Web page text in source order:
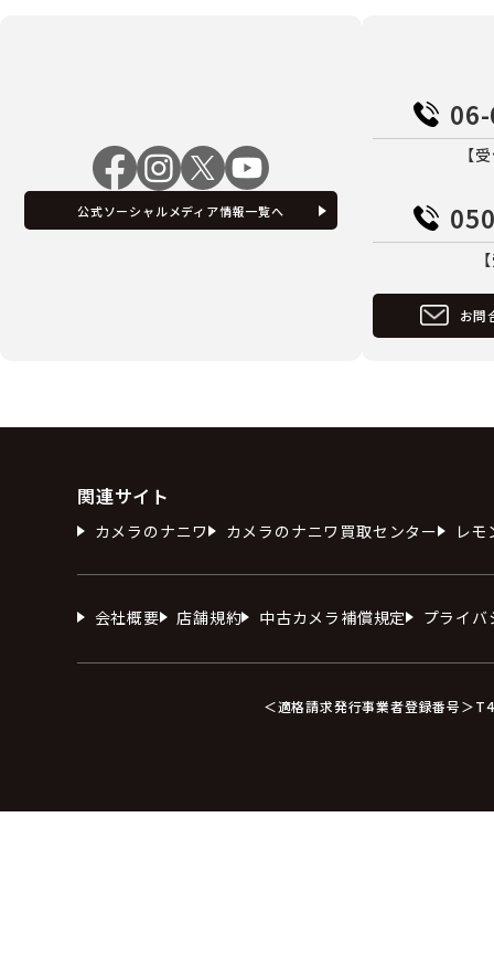
公式ソーシャルメディア情報一覧へ
【
お問
関連サイト
カメラのナニワ カメラのナニワ買取センター レモ
会社概要 店舗規約 中古カメラ補償規定 プライ
＜適格請求発行事業者登録番号＞